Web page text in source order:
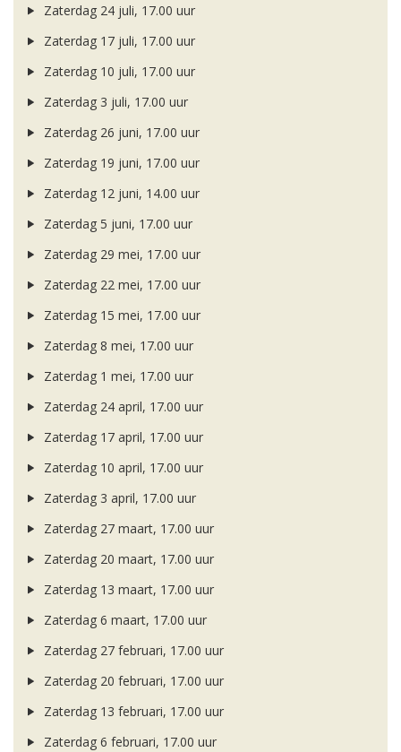
Zaterdag 24 juli, 17.00 uur
Zaterdag 17 juli, 17.00 uur
Zaterdag 10 juli, 17.00 uur
Zaterdag 3 juli, 17.00 uur
Zaterdag 26 juni, 17.00 uur
Zaterdag 19 juni, 17.00 uur
Zaterdag 12 juni, 14.00 uur
Zaterdag 5 juni, 17.00 uur
Zaterdag 29 mei, 17.00 uur
Zaterdag 22 mei, 17.00 uur
Zaterdag 15 mei, 17.00 uur
Zaterdag 8 mei, 17.00 uur
Zaterdag 1 mei, 17.00 uur
Zaterdag 24 april, 17.00 uur
Zaterdag 17 april, 17.00 uur
Zaterdag 10 april, 17.00 uur
Zaterdag 3 april, 17.00 uur
Zaterdag 27 maart, 17.00 uur
Zaterdag 20 maart, 17.00 uur
Zaterdag 13 maart, 17.00 uur
Zaterdag 6 maart, 17.00 uur
Zaterdag 27 februari, 17.00 uur
Zaterdag 20 februari, 17.00 uur
Zaterdag 13 februari, 17.00 uur
Zaterdag 6 februari, 17.00 uur